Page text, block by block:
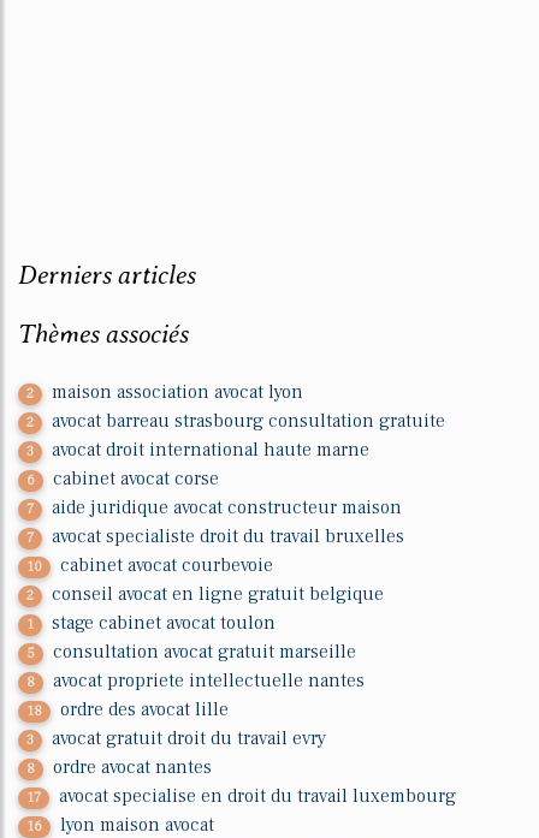
Derniers articles
Thèmes associés
2 maison association avocat lyon
2 avocat barreau strasbourg consultation gratuite
3 avocat droit international haute marne
6 cabinet avocat corse
7 aide juridique avocat constructeur maison
7 avocat specialiste droit du travail bruxelles
10 cabinet avocat courbevoie
2 conseil avocat en ligne gratuit belgique
1 stage cabinet avocat toulon
5 consultation avocat gratuit marseille
8 avocat propriete intellectuelle nantes
18 ordre des avocat lille
3 avocat gratuit droit du travail evry
8 ordre avocat nantes
17 avocat specialise en droit du travail luxembourg
16 lyon maison avocat